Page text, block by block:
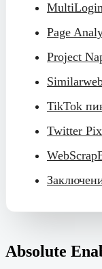
Page
Project
TikTok
Twitter
Absolute